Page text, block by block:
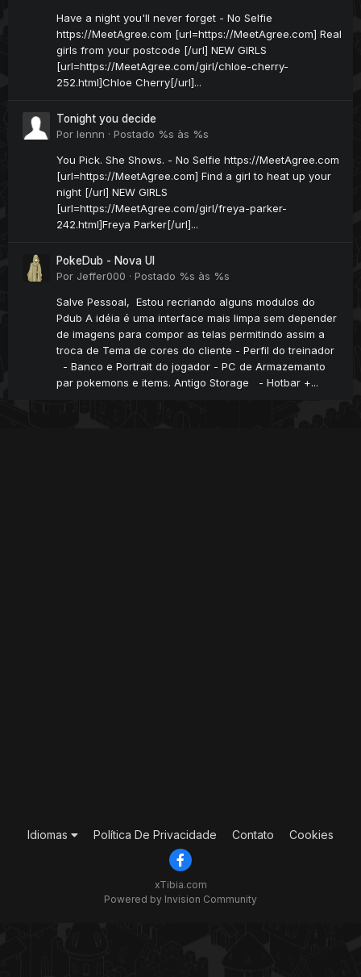
Have a night you'll never forget - No Selfie
https://MeetAgree.com [url=https://MeetAgree.com] Real
girls from your postcode [/url] NEW GIRLS
[url=https://MeetAgree.com/girl/chloe-cherry-
252.html]Chloe Cherry[/url]...
Tonight you decide
Por lennn · Postado %s às %s
You Pick. She Shows. - No Selfie https://MeetAgree.com
[url=https://MeetAgree.com] Find a girl to heat up your
night [/url] NEW GIRLS
[url=https://MeetAgree.com/girl/freya-parker-
242.html]Freya Parker[/url]...
PokeDub - Nova UI
Por Jeffer000 · Postado %s às %s
Salve Pessoal, Estou recriando alguns modulos do
Pdub A idéia é uma interface mais limpa sem depender
de imagens para compor as telas permitindo assim a
troca de Tema de cores do cliente - Perfil do treinador
- Banco e Portrait do jogador - PC de Armazemanto
par pokemons e items. Antigo Storage - Hotbar +...
Idiomas Política De Privacidade Contato Cookies
xTibia.com
Powered by Invision Community